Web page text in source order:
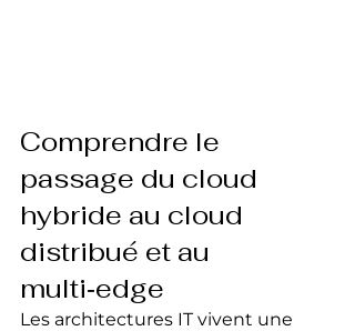
Comprendre le
passage du cloud
hybride au cloud
distribué et au
multi‑edge
Les architectures IT vivent une